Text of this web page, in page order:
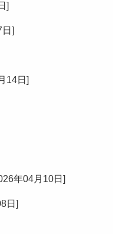
]
]
14日 ]
年04月10日 ]
日 ]